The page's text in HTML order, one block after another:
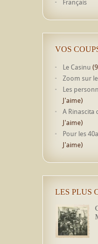
Français
VOS
Le Casinu
Zoom sur
Les
J'aime)
A Rinascita
J'aime)
Pour les
J'aime)
LES PLUS